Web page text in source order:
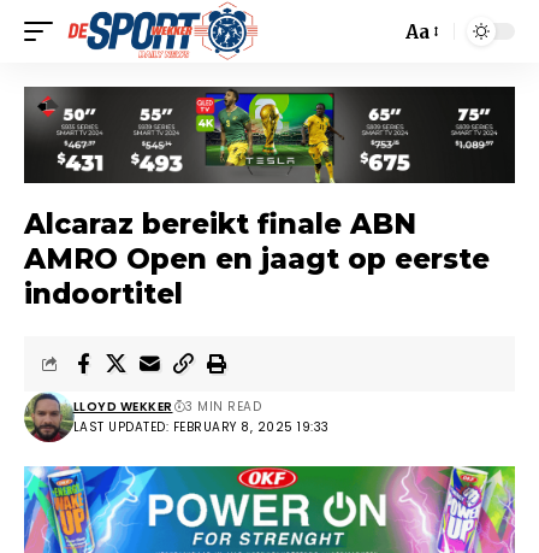
Aa
Alcaraz bereikt finale ABN
AMRO Open en jaagt op eerste
indoortitel
LAST UPDATED: FEBRUARY 8, 2025 19:33
LLOYD WEKKER 3 MIN READ